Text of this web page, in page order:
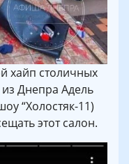
хайп столичных
Днепра Адель
“Холостяк-11)
этот салон.